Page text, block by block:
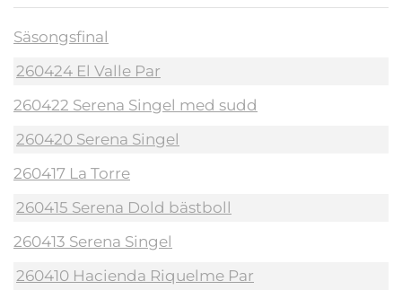
Säsongsfinal
260424 El Valle Par
260422 Serena Singel med sudd
260420 Serena Singel
260417 La Torre
260415 Serena Dold bästboll
260413 Serena Singel
260410 Hacienda Riquelme Par